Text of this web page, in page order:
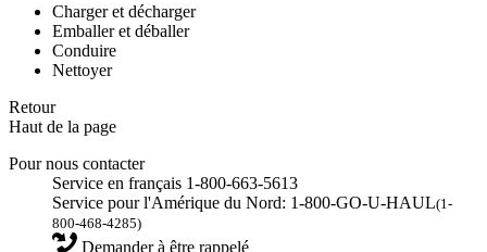
Charger et décharger
Emballer et déballer
Conduire
Nettoyer
Retour
Haut de la page
Pour nous contacter
Service en français 1-800-663-5613
Service pour l'Amérique du Nord: 1-800-GO-U-HAUL(1-
800-468-4285)
Demander à être rappelé